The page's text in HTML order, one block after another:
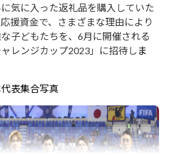
気に入った返礼品を購入していた
援資金で、さまざまな理由により
子どもたちを、6月に開催される
レンジカップ2023」に招待し ま
表集合写真